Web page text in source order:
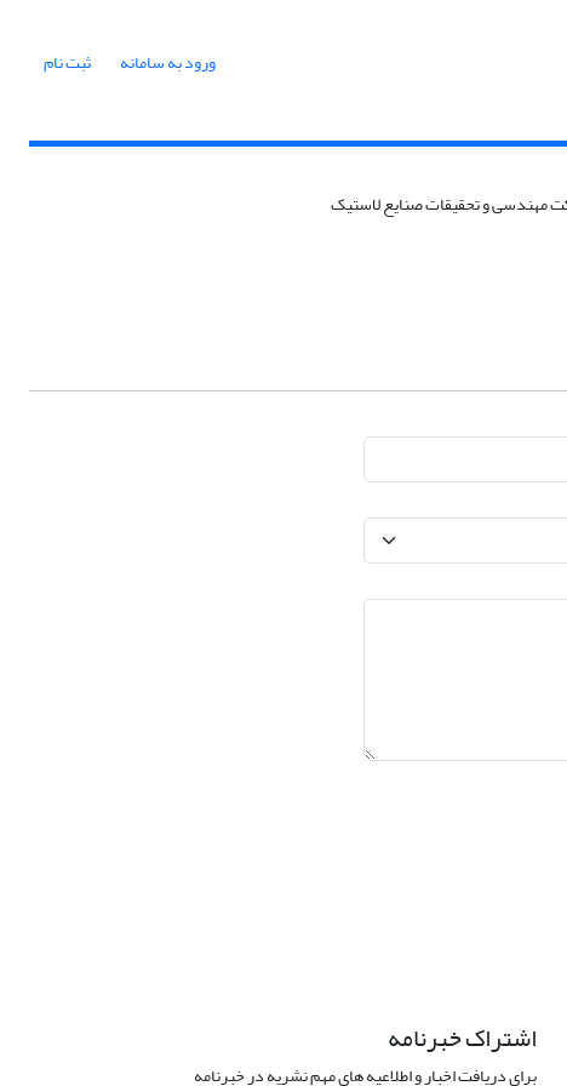
ورود به سامانه ثبت نام
مهندسی و تحقیقات صنایع لاستیک
اشتراک خبرنامه
برای دریافت اخبار و اطلاعیه های مهم نشریه در خبرنامه